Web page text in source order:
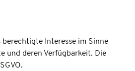
berechtigte Interesse im Sinne
und deren Verfügbarkeit. Die